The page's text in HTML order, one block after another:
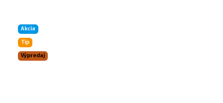
Akcia
Tip
Výpredaj